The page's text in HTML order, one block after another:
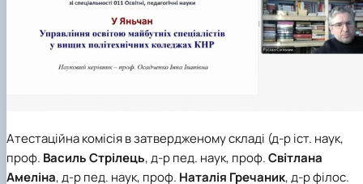
Атестаційна комісія в затвердженому складі (д-р іст. наук,
проф. Василь Стрілець, д-р пед. наук, проф.Світлана
Амеліна, д-р пед. наук, проф. Наталія Гречаник, д-р філос.